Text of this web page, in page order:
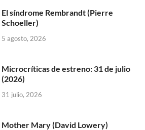
El síndrome Rembrandt (Pierre
Schoeller)
5 agosto, 2026
Microcríticas de estreno: 31 de julio
(2026)
31 julio, 2026
Mother Mary (David Lowery)